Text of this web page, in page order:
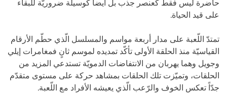
حاضرة ليس فقط كعنصر جذب بل أيضاً كوسيلة ضروريّة للبقاء
على قيد الحياة.
تمتدّ اللّعبة على مدار أربعة مواسم والمسلسل الّذي حطّم الأرقام
القياسيّة منذ الحلقة الأولى تأكّد تمديده لموسم ثانٍ فمغامرات إيلي
وجويل وهما يهربان من الانتفاضات الدمويّة تستدعي المزيد من
الحلقات، وتميّزت تلك الحلقات بمشاهد حركة على مستوى متقدّم
جدّاً تعكس الخوف والرّعب الّذي يعيشه الأفراد مع اللّعبة.